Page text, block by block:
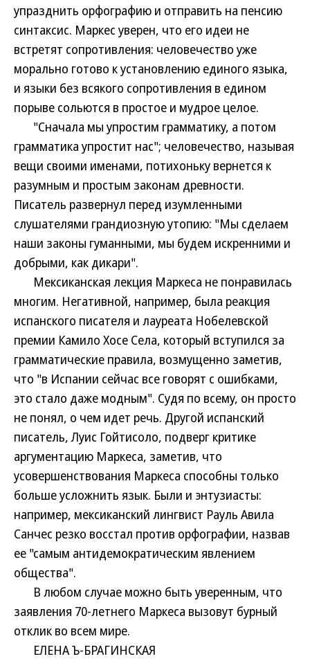
упразднить орфографию и отправить на пенсию
синтаксис. Маркес уверен, что его идеи не
встретят сопротивления: человечество уже
морально готово к установлению единого языка,
и языки без всякого сопротивления в едином
порыве сольются в простое и мудрое целое.
"Сначала мы упростим грамматику, а потом
грамматика упростит нас"; человечество, называя
вещи своими именами, потихоньку вернется к
разумным и простым законам древности.
Писатель развернул перед изумленными
слушателями грандиозную утопию: "Мы сделаем
наши законы гуманными, мы будем искренними и
добрыми, как дикари".
Мексиканская лекция Маркеса не понравилась
многим. Негативной, например, была реакция
испанского писателя и лауреата Нобелевской
премии Камило Хосе Села, который вступился за
грамматические правила, возмущенно заметив,
что "в Испании сейчас все говорят с ошибками,
это стало даже модным". Судя по всему, он просто
не понял, о чем идет речь. Другой испанский
писатель, Луис Гойтисоло, подверг критике
аргументацию Маркеса, заметив, что
усовершенствования Маркеса способны только
больше усложнить язык. Были и энтузиасты:
например, мексиканский лингвист Рауль Авила
Санчес резко восстал против орфографии, назвав
ее "самым антидемократическим явлением
общества".
В любом случае можно быть уверенным, что
заявления 70-летнего Маркеса вызовут бурный
отклик во всем мире.
ЕЛЕНА Ъ-БРАГИНСКАЯ